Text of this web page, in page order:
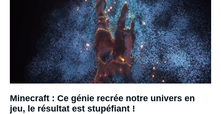
Minecraft : Ce génie recrée notre univers en
jeu, le résultat est stupéfiant !